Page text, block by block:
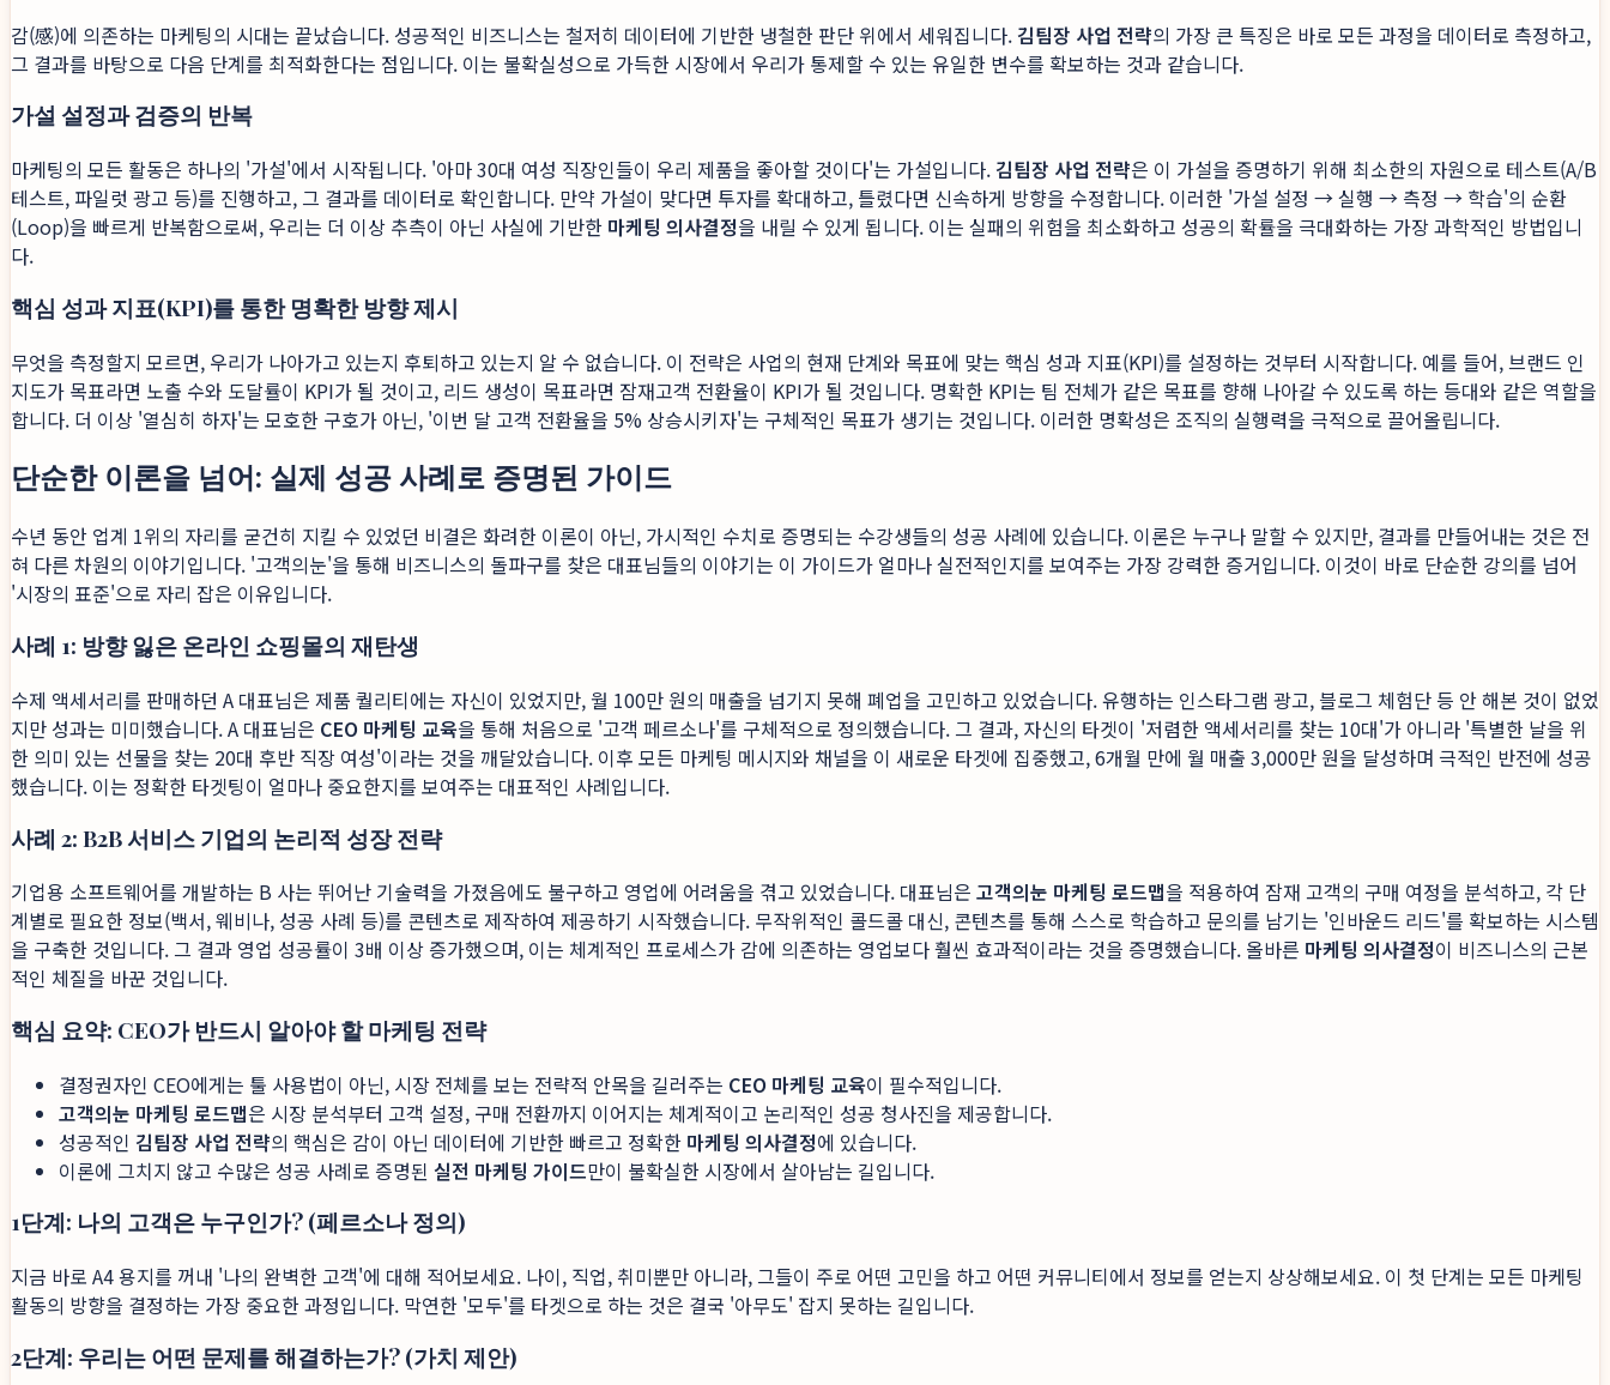
감(感)에 의존하는 마케팅의 시대는 끝났습니다. 성공적인 비즈니스는 철저히 데이터에 기반한 냉철한 판단 위에서 세워집니다. 김팀장 사업 전략의 가장 큰 특징은 바로 모든 과정을 데이터로 측정하고,
그 결과를 바탕으로 다음 단계를 최적화한다는 점입니다. 이는 불확실성으로 가득한 시장에서 우리가 통제할 수 있는 유일한 변수를 확보하는 것과 같습니다.
가설 설정과 검증의 반복
마케팅의 모든 활동은 하나의 '가설'에서 시작됩니다. '아마 30대 여성 직장인들이 우리 제품을 좋아할 것이다'는 가설입니다. 김팀장 사업 전략은 이 가설을 증명하기 위해 최소한의 자원으로 테스트(A/B
테스트, 파일럿 광고 등)를 진행하고, 그 결과를 데이터로 확인합니다. 만약 가설이 맞다면 투자를 확대하고, 틀렸다면 신속하게 방향을 수정합니다. 이러한 '가설 설정 → 실행 → 측정 → 학습'의 순환
(Loop)을 빠르게 반복함으로써, 우리는 더 이상 추측이 아닌 사실에 기반한 마케팅 의사결정을 내릴 수 있게 됩니다. 이는 실패의 위험을 최소화하고 성공의 확률을 극대화하는 가장 과학적인 방법입니
다.
핵심 성과 지표(KPI)를 통한 명확한 방향 제시
무엇을 측정할지 모르면, 우리가 나아가고 있는지 후퇴하고 있는지 알 수 없습니다. 이 전략은 사업의 현재 단계와 목표에 맞는 핵심 성과 지표(KPI)를 설정하는 것부터 시작합니다. 예를 들어, 브랜드 인
지도가 목표라면 노출 수와 도달률이 KPI가 될 것이고, 리드 생성이 목표라면 잠재고객 전환율이 KPI가 될 것입니다. 명확한 KPI는 팀 전체가 같은 목표를 향해 나아갈 수 있도록 하는 등대와 같은 역할을
합니다. 더 이상 '열심히 하자'는 모호한 구호가 아닌, '이번 달 고객 전환율을 5% 상승시키자'는 구체적인 목표가 생기는 것입니다. 이러한 명확성은 조직의 실행력을 극적으로 끌어올립니다.
단순한 이론을 넘어: 실제 성공 사례로 증명된 가이드
수년 동안 업계 1위의 자리를 굳건히 지킬 수 있었던 비결은 화려한 이론이 아닌, 가시적인 수치로 증명되는 수강생들의 성공 사례에 있습니다. 이론은 누구나 말할 수 있지만, 결과를 만들어내는 것은 전
혀 다른 차원의 이야기입니다. '고객의눈'을 통해 비즈니스의 돌파구를 찾은 대표님들의 이야기는 이 가이드가 얼마나 실전적인지를 보여주는 가장 강력한 증거입니다. 이것이 바로 단순한 강의를 넘어
'시장의 표준'으로 자리 잡은 이유입니다.
사례 1: 방향 잃은 온라인 쇼핑몰의 재탄생
수제 액세서리를 판매하던 A 대표님은 제품 퀄리티에는 자신이 있었지만, 월 100만 원의 매출을 넘기지 못해 폐업을 고민하고 있었습니다. 유행하는 인스타그램 광고, 블로그 체험단 등 안 해본 것이 없었
지만 성과는 미미했습니다. A 대표님은 CEO 마케팅 교육을 통해 처음으로 '고객 페르소나'를 구체적으로 정의했습니다. 그 결과, 자신의 타겟이 '저렴한 액세서리를 찾는 10대'가 아니라 '특별한 날을 위
한 의미 있는 선물을 찾는 20대 후반 직장 여성'이라는 것을 깨달았습니다. 이후 모든 마케팅 메시지와 채널을 이 새로운 타겟에 집중했고, 6개월 만에 월 매출 3,000만 원을 달성하며 극적인 반전에 성공
했습니다. 이는 정확한 타겟팅이 얼마나 중요한지를 보여주는 대표적인 사례입니다.
사례 2: B2B 서비스 기업의 논리적 성장 전략
기업용 소프트웨어를 개발하는 B 사는 뛰어난 기술력을 가졌음에도 불구하고 영업에 어려움을 겪고 있었습니다. 대표님은 고객의눈 마케팅 로드맵을 적용하여 잠재 고객의 구매 여정을 분석하고, 각 단
계별로 필요한 정보(백서, 웨비나, 성공 사례 등)를 콘텐츠로 제작하여 제공하기 시작했습니다. 무작위적인 콜드콜 대신, 콘텐츠를 통해 스스로 학습하고 문의를 남기는 '인바운드 리드'를 확보하는 시스템
을 구축한 것입니다. 그 결과 영업 성공률이 3배 이상 증가했으며, 이는 체계적인 프로세스가 감에 의존하는 영업보다 훨씬 효과적이라는 것을 증명했습니다. 올바른 마케팅 의사결정이 비즈니스의 근본
적인 체질을 바꾼 것입니다.
핵심 요약: CEO가 반드시 알아야 할 마케팅 전략
결정권자인 CEO에게는 툴 사용법이 아닌, 시장 전체를 보는 전략적 안목을 길러주는 CEO 마케팅 교육이 필수적입니다.
고객의눈 마케팅 로드맵은 시장 분석부터 고객 설정, 구매 전환까지 이어지는 체계적이고 논리적인 성공 청사진을 제공합니다.
성공적인 김팀장 사업 전략의 핵심은 감이 아닌 데이터에 기반한 빠르고 정확한 마케팅 의사결정에 있습니다.
이론에 그치지 않고 수많은 성공 사례로 증명된 실전 마케팅 가이드만이 불확실한 시장에서 살아남는 길입니다.
1단계: 나의 고객은 누구인가? (페르소나 정의)
지금 바로 A4 용지를 꺼내 '나의 완벽한 고객'에 대해 적어보세요. 나이, 직업, 취미뿐만 아니라, 그들이 주로 어떤 고민을 하고 어떤 커뮤니티에서 정보를 얻는지 상상해보세요. 이 첫 단계는 모든 마케팅
활동의 방향을 결정하는 가장 중요한 과정입니다. 막연한 '모두'를 타겟으로 하는 것은 결국 '아무도' 잡지 못하는 길입니다.
2단계: 우리는 어떤 문제를 해결하는가? (가치 제안)